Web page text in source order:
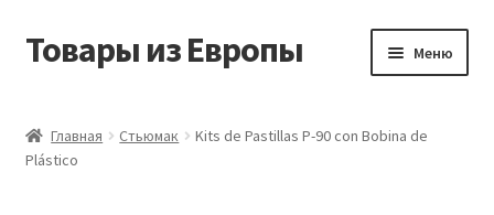
Перейти
Перейти
Товары из Европы Меню
Виды доставки
Главная Стьюмак
Kits de Pastillas P-90 con Bobina de
Plástico